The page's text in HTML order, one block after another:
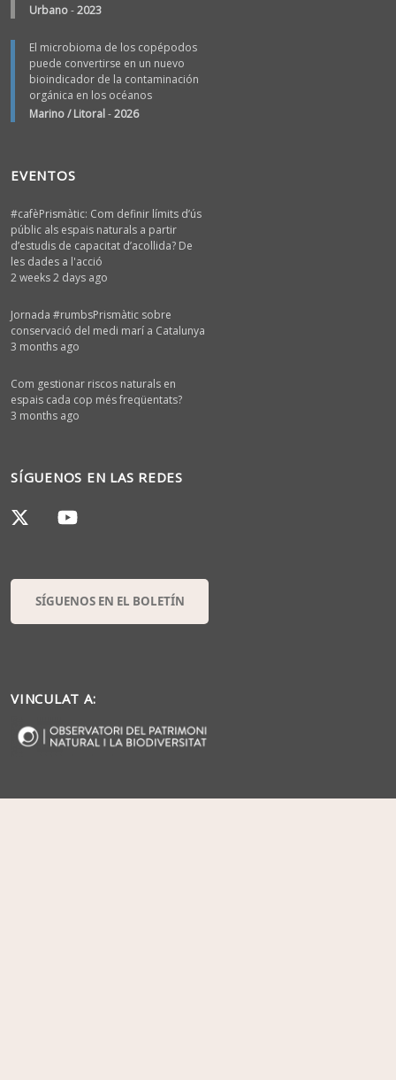
Urbano-2023
El microbioma de los copépodos
puede convertirse en un nuevo
bioindicador de la contaminación
orgánica en los océanos
Marino / Litoral-2026
EVENTOS
#cafèPrismàtic: Com definir límits d’ús
públic als espais naturals a partir
d’estudis de capacitat d’acollida? De
les dades a l'acció
2 weeks 2 days ago
Jornada #rumbsPrismàtic sobre
conservació del medi marí a Catalunya
3 months ago
Com gestionar riscos naturals en
espais cada cop més freqüentats?
3 months ago
SÍGUENOS EN LAS REDES
SÍGUENOS EN EL BOLETÍN
VINCULAT A: